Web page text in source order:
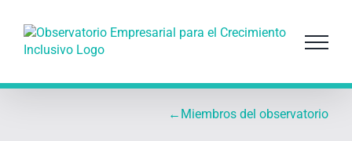
contenido
← Miembros del observatorio